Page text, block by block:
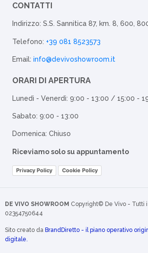
CONTATTI
Indirizzo: S.S. Sannitica 87, km. 8, 600,
Telefono: +39 081 8523573
Email: info@devivoshowroom.it
ORARI DI APERTURA
Lunedì - Venerdì: 9:00 - 13:00 / 15:00 -
Sabato: 9:00 - 13:00
Domenica: Chiuso
Riceviamo solo su appuntamento
Privacy Policy Cookie Policy
DE VIVO SHOWROOM Copyright© De Vivo - Tutti i
02354750644
Sito creato da BrandDiretto - il piano operativo
digitale.